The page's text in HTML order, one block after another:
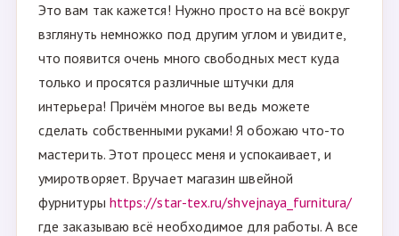
Это вам так кажется! Нужно просто на всё вокруг
взглянуть немножко под другим углом и увидите,
что появится очень много свободных мест куда
только и просятся различные штучки для
интерьера! Причём многое вы ведь можете
сделать собственными руками! Я обожаю что-то
мастерить. Этот процесс меня и успокаивает, и
умиротворяет. Вручает магазин швейной
фурнитуры https://star-tex.ru/shvejnaya_furnitura/
где заказываю всё необходимое для работы. А все